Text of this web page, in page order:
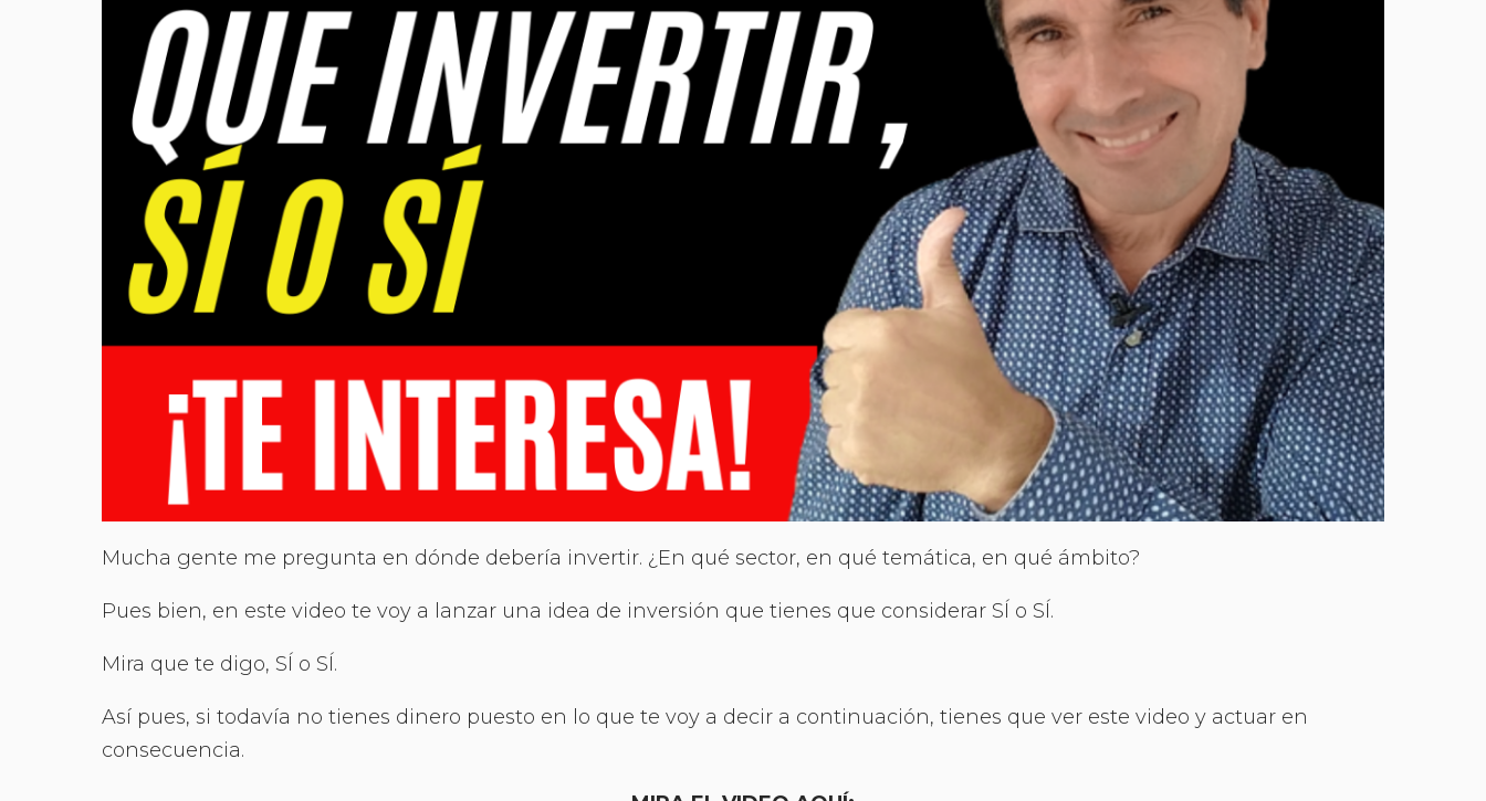
Mucha gente me pregunta en dónde debería invertir. ¿En qué sector, en qué temática, en qué ámbito?
Pues bien, en este video te voy a lanzar una idea de inversión que tienes que considerar SÍ o SÍ.
Mira que te digo, SÍ o SÍ.
Así pues, si todavía no tienes dinero puesto en lo que te voy a decir a continuación, tienes que ver este video y actuar en
consecuencia.